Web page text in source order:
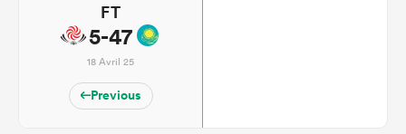
FT
5-47
18 Avril 25
Previous